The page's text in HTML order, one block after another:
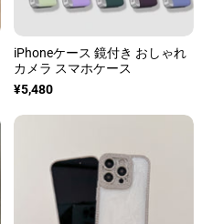
iPhoneケース 鏡付き おしゃれ
カメラ スマホケース
¥5,480